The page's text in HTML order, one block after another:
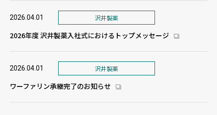
2026.04.01 沢井製薬
2026年度 沢井製薬入社式におけるトップメッセージ 新しいウィン
2026.04.01 沢井製薬
ワーファリン承継完了のお知らせ 新しいウィンドウで開きます